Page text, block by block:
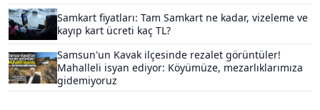
Samkart fiyatları: Tam Samkart ne kadar, vizeleme ve
kayıp kart ücreti kaç TL?
Samsun'un Kavak ilçesinde rezalet görüntüler!
Mahalleli isyan ediyor: Köyümüze, mezarlıklarımıza
gidemiyoruz